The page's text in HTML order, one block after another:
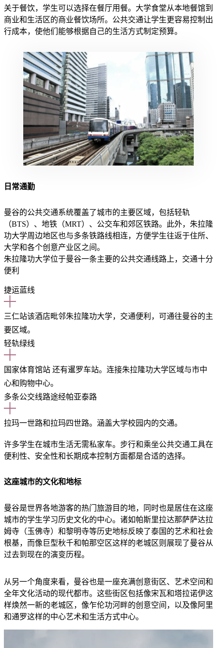
关于餐饮，学生可以选择在餐厅用餐。大学食堂从本地餐馆到
商业和生活区的商业餐饮场所。公共交通让学生更容易控制出
行成本，使他们能够根据自己的生活方式制定预算。
日常通勤
曼谷的公共交通系统覆盖了城市的主要区域，包括轻轨
（BTS）、地铁（MRT）、公交车和郊区铁路。此外，朱拉隆
功大学周边地区也与多条铁路线相连，方便学生往返于住所、
大学和各个创意产业区之间。
朱拉隆功大学位于曼谷一条主要的公共交通线路上，交通十分
便利
捷运蓝线
三仁站该酒店毗邻朱拉隆功大学，交通便利，可通往曼谷的主
要区域。
轻轨绿线
国家体育馆站 还有暹罗车站。 连接朱拉隆功大学区域与市中
心和购物中心。
多条公交线路途经帕亚泰路
拉玛一世路和拉玛四世路。 涵盖大学校园内的交通。
许多学生在城市生活无需私家车。步行和乘坐公共交通工具在
便利性、安全性和长期成本控制方面都是合适的选择。
这座城市的文化和地标
曼谷是世界各地游客的热门旅游目的地，同时也是居住在这座
城市的学生学习历史文化的中心。诸如帕斯里拉达那萨萨达拉
姆寺（玉佛寺）和黎明寺等历史地标反映了泰国的艺术和社会
根基，而像巨型秋千和帕那空区这样的老城区则展现了曼谷从
过去到现在的演变历程。
从另一个角度来看，曼谷也是一座充满创意街区、艺术空间和
全年文化活动的现代都市。这些街区包括像宋瓦和塔拉诺伊这
样焕然一新的老城区，像乍伦功河畔的创意空间，以及像阿里
和通罗这样的中心艺术和生活方式中心。